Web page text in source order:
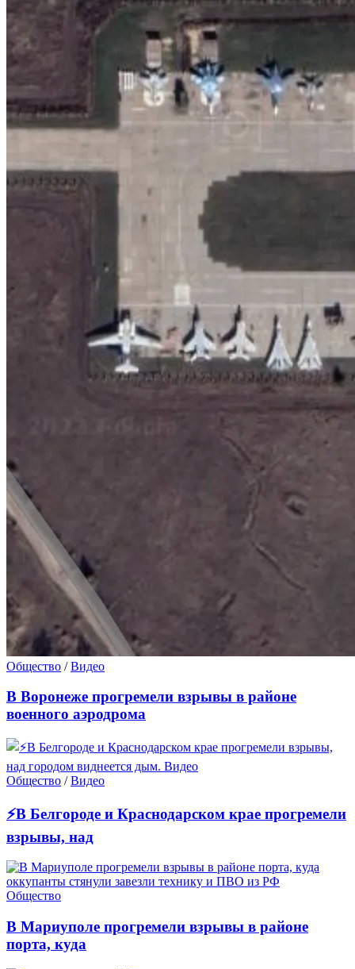
Общество /Видео
В Воронеже прогремели взрывы в районе
военного аэродрома
Общество /Видео
⚡В Белгороде и Краснодарском крае прогремели
взрывы, над
Общество
В Мариуполе прогремели взрывы в районе
порта, куда